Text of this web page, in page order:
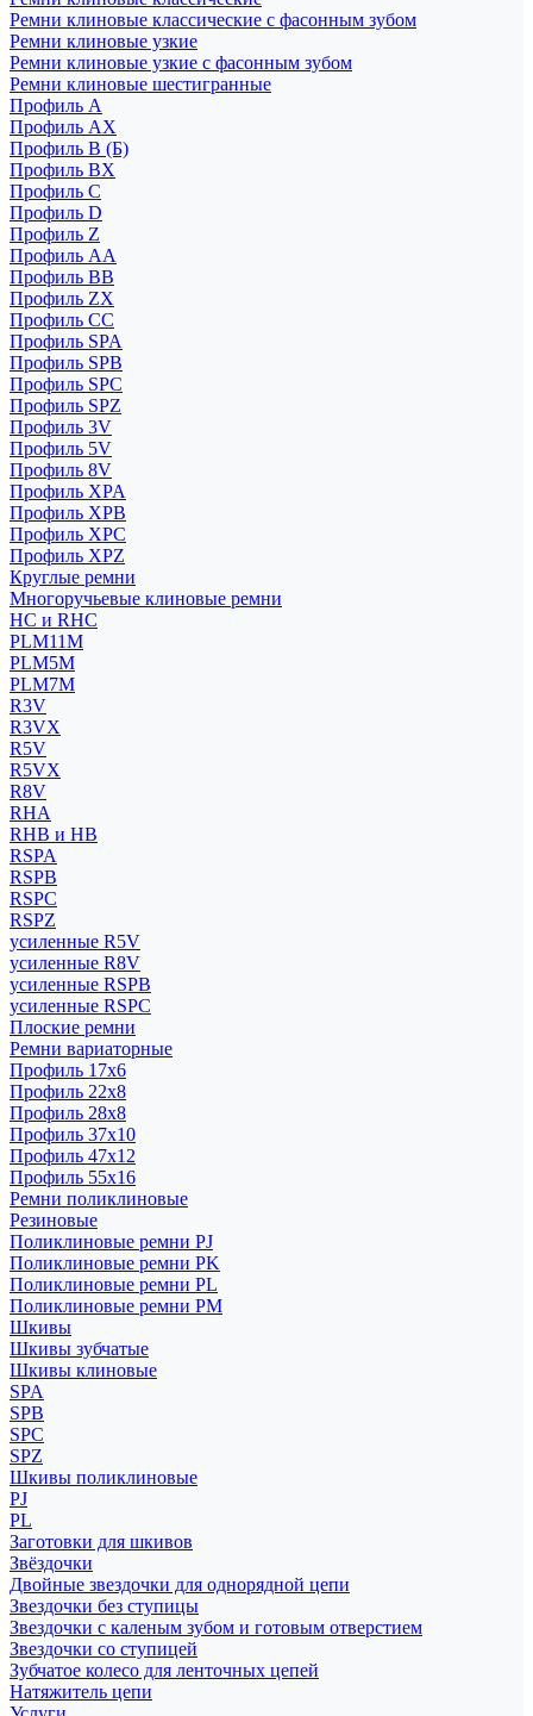
Ремни клиновые классические с фасонным зубом
Ремни клиновые узкие
Ремни клиновые узкие с фасонным зубом
Ремни клиновые шестигранные
Профиль A
Профиль AX
Профиль B (Б)
Профиль BX
Профиль C
Профиль D
Профиль Z
Профиль АА
Профиль BB
Профиль ZX
Профиль CC
Профиль SPA
Профиль SPB
Профиль SPC
Профиль SPZ
Профиль 3V
Профиль 5V
Профиль 8V
Профиль XPA
Профиль XPB
Профиль XPC
Профиль XPZ
Круглые ремни
Многоручьевые клиновые ремни
HC и RHC
PLM11M
PLM5M
PLM7M
R3V
R3VX
R5V
R5VX
R8V
RHA
RHB и HB
RSPA
RSPB
RSPC
RSPZ
усиленные R5V
усиленные R8V
усиленные RSPB
усиленные RSPC
Плоские ремни
Ремни вариаторные
Профиль 17x6
Профиль 22x8
Профиль 28x8
Профиль 37x10
Профиль 47x12
Профиль 55x16
Ремни поликлиновые
Резиновые
Поликлиновые ремни PJ
Поликлиновые ремни PK
Поликлиновые ремни PL
Поликлиновые ремни PM
Шкивы
Шкивы зубчатые
Шкивы клиновые
SPA
SPB
SPC
SPZ
Шкивы поликлиновые
PJ
PL
Заготовки для шкивов
Звёздочки
Двойные звездочки для однорядной цепи
Звездочки без ступицы
Звездочки с каленым зубом и готовым отверстием
Звездочки со ступицей
Зубчатое колесо для ленточных цепей
Натяжитель цепи